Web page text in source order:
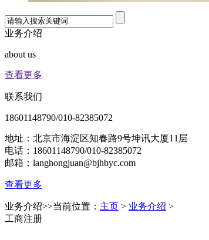
业务介绍
about us
查看更多
联系我们
18601148790/010-82385072
地址：北京市海淀区知春路9号坤讯大厦11层
电话：18601148790/010-82385072
邮箱：langhongjuan@bjhbyc.com
查看更多
业务介绍>>当前位置： 主页 > 业务介绍 >
工商注册